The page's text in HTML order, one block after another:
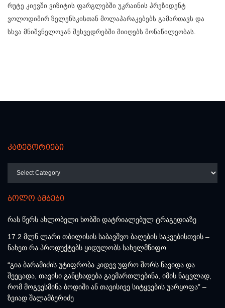
რუტე კიევში ვიზიტის ფარგლებში უკრაინის პრეზიდენტ
ვოლოდიმირ ზელენსკისთან მოლაპარაკებებს გამართავს და
სხვა მნიშვნელოვან შეხვედრებში მიიღებს მონაწილეობას.
კატეგორიები
ბოლო ამბები
რას წერს ახლობელი ხობში დატრიალებულ ტრაგედიაზე
17.2 მლნ ლარი თბილისის საბავშვო ბაღების საკვებისთვის –
ნახეთ რა პროდუქტებს ყიდულობს სახელმწიფო
“გია ბარამიძის უტიფრობა კიდევ უფრო შორს წავიდა და
შეეცადა, თავისი განცხადება გაემართლებინა, იმის ნაცვლად,
რომ მოგვესმინა ბოდიში ან თავისივე სიტყვების უარყოფა” –
ზვიად შალამბერიძე